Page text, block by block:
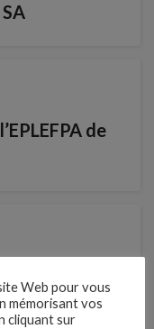
de
Web pour vous
mémorisant vos
cliquant sur